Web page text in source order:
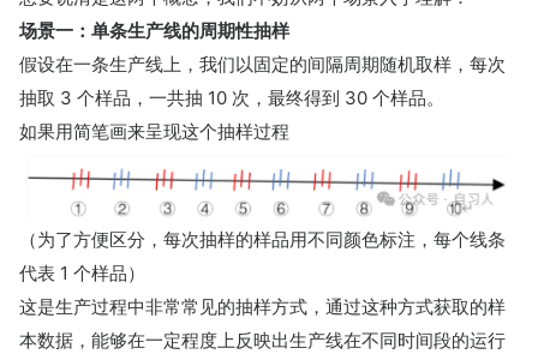
场景一：单条生产线的周期性抽样
假设在一条生产线上，我们以固定的间隔周期随机取样，每次
抽取 3 个样品，一共抽 10 次，最终得到 30 个样品。
如果用简笔画来呈现这个抽样过程
（为了方便区分，每次抽样的样品用不同颜色标注，每个线条
代表 1 个样品）
这是生产过程中非常常见的抽样方式，通过这种方式获取的样
本数据，能够在一定程度上反映出生产线在不同时间段的运行